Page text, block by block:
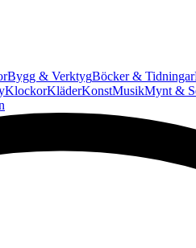
Bygg & VerktygBöcker & Tidningar
KlockorKläderKonstMusikMynt &